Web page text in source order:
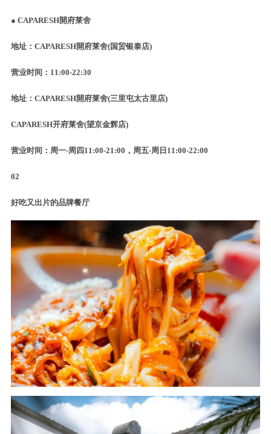
● CAPARESH開府莱舍
地址：CAPARESH開府莱舍(国贸银泰店)
营业时间：11:00-22:30
地址：CAPARESH開府莱舍(三里屯太古里店)
CAPARESH开府莱舍(望京金辉店)
营业时间：周一-周四11:00-21:00，周五-周日11:00-22:00
02
好吃又出片的品牌餐厅